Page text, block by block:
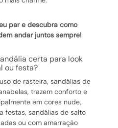
par e descubra como
andar juntos sempre!
ou festa?
de rasteira, sandálias de
trazem conforto e
em cores nude,
festas, sandálias de salto
ou com amarração